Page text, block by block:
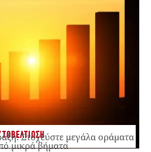
Στοχεύστε μεγάλα οράματα
μικρά βήματα